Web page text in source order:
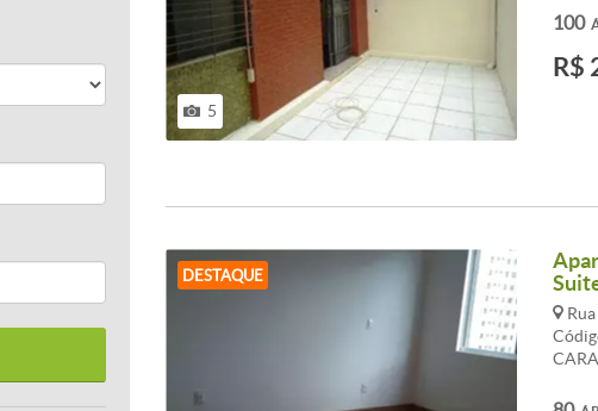
5
100
R$
DESTAQUE